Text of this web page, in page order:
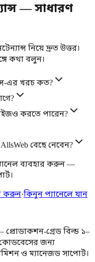
— সাধারণ
নিয়ে দ্রুত উত্তর।
কথা বলুন।
এর খরচ কত?
করতে পারেন?
বেছে নেবেন?
ব্যবহার করুন —
করুন·কিনুন প্যানেলে যান
প্রোডাকশন-গ্রেড বিল্ড ১–
কোডবেসের জন্য
ও ম্যানেজড সাপোর্ট।